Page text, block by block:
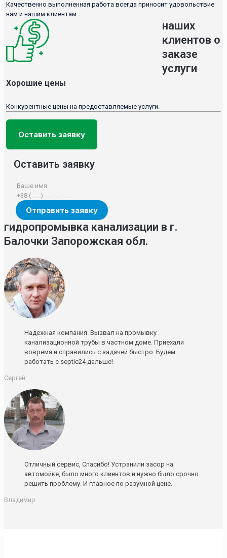
Качественно выполненная работа всегда приносит удовольствие
нам и нашим клиентам.
Хорошие цены
Конкурентные цены на предоставляемые услуги.
Оставить заявку
Оставить заявку
наших
клиентов о
заказе
услуги
гидропромывка канализации в г.
Балочки Запорожская обл.
Надежная компания. Вызвал на промывку
канализационной трубы в частном доме. Приехали
вовремя и справились с задачей быстро. Будем
работать с septic24 дальше!
Сергей
Отличный сервис, Спасибо! Устранили засор на
автомойке, было много клиентов и нужно было срочно
решить проблему. И главное по разумной цене.
Владимир